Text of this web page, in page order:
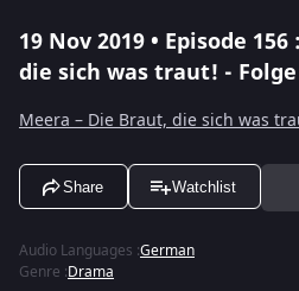
19 Nov 2019 • Episode
die sich was traut! - Folge
Meera – Die Braut, die sich was
Share Watchlist
Audio Languages :German
Genre :Drama